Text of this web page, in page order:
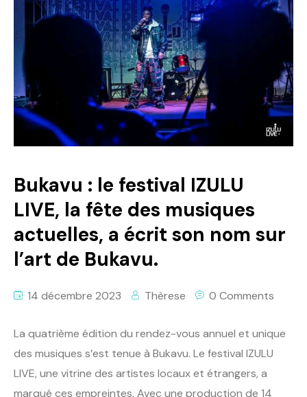
Bukavu : le festival IZULU
LIVE, la fête des musiques
actuelles, a écrit son nom sur
l’art de Bukavu.
14 décembre 2023 Thèrese 0 Comments
La quatrième édition du rendez-vous annuel et unique
des musiques s’est tenue à Bukavu. Le festival IZULU
LIVE, une vitrine des artistes locaux et étrangers, a
marqué ces empreintes. Avec une production de 14